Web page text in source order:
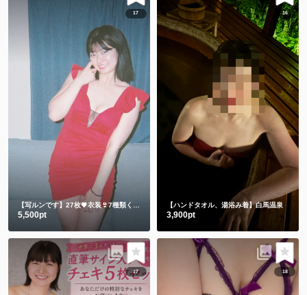
17
5,500pt
16
【ハンドタオル、湯浴み着】白馬温泉
3,900pt
17 18